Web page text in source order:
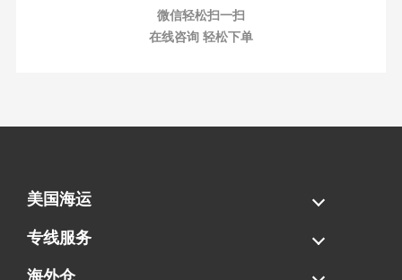
微信轻松扫一扫
在线咨询 轻松下单
美国海运
海运拼柜
海运整柜
美国海卡
加拿大海运
专线服务
FBA专线直送
超大件专线
AWD专线
电池专线